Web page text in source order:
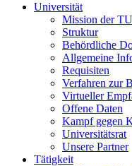
Universität
Mission der
Struktur
Behördliche
Allgemeine
Requisiten
Verfahren zur
Virtueller
Offene Daten
Kampf gegen
Universitätsrat
Unsere Partner
Tätigkeit